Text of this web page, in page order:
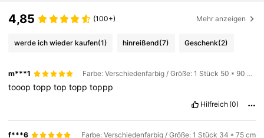
4,85 (100+) Mehr anzeigen
werde ich wieder kaufen(1) hinreißend(7) Geschenk(2)
m***1 Farbe: Verschiedenfarbig / Größe: 1 Stück 50 * 90 cm
toooptopptoptopptoppp
Hilfreich (0)
f***6 Farbe: Verschiedenfarbig / Größe: 1 Stück 34 * 75 cm